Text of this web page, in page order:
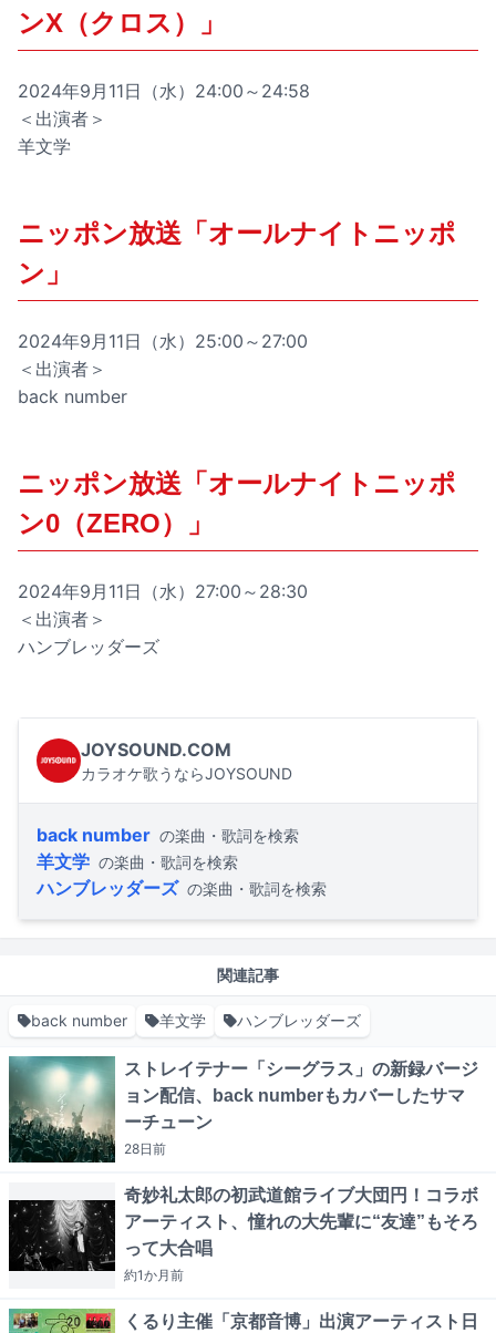
ンX（クロス）」
2024年9月11日（水）24:00～24:58
＜出演者＞
羊文学
ニッポン放送「オールナイトニッポ
ン」
2024年9月11日（水）25:00～27:00
＜出演者＞
back number
ニッポン放送「オールナイトニッポ
ン0（ZERO）」
2024年9月11日（水）27:00～28:30
＜出演者＞
ハンブレッダーズ
JOYSOUND.COM
カラオケ歌うならJOYSOUND
back number の楽曲・歌詞を検索
羊文学 の楽曲・歌詞を検索
ハンブレッダーズ の楽曲・歌詞を検索
関連記事
back number 羊文学 ハンブレッダーズ
ストレイテナー「シーグラス」の新録バージ
ョン配信、back numberもカバーしたサマ
ーチューン
28日前
奇妙礼太郎の初武道館ライブ大団円！コラボ
アーティスト、憧れの大先輩に“友達”もそろ
って大合唱
約1か月前
くるり主催「京都音博」出演アーティスト日